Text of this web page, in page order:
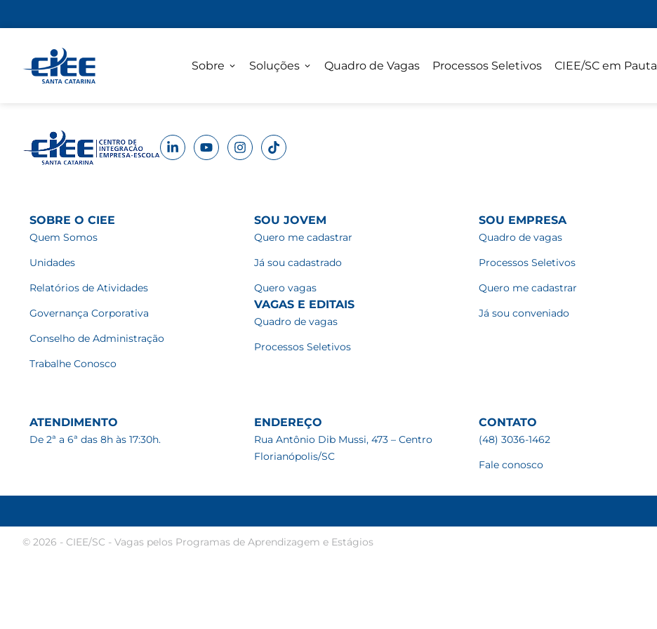
Sobre Soluções Quadro de Vagas Processos Seletivos CIEE/SC em Pauta
SOBRE O CIEE
Quem Somos
Unidades
Relatórios de Atividades
Governança Corporativa
Conselho de Administração
Trabalhe Conosco
SOU JOVEM
Quero me cadastrar
Já sou cadastrado
Quero vagas
VAGAS E EDITAIS
Quadro de vagas
Processos Seletivos
SOU EMPRESA
Quadro de vagas
Processos Seletivos
Quero me cadastrar
Já sou conveniado
ATENDIMENTO
De 2ª a 6ª das 8h às 17:30h.
ENDEREÇO
Rua Antônio Dib Mussi, 473 – Centro
Florianópolis/SC
CONTATO
(48) 3036-1462
Fale conosco
© 2026 - CIEE/SC - Vagas pelos Programas de Aprendizagem e Estágios